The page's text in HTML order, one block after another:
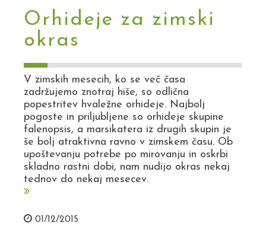
Orhideje za zimski
okras
V zimskih mesecih, ko se več časa
zadržujemo znotraj hiše, so odlična
popestritev hvaležne orhideje. Najbolj
pogoste in priljubljene so orhideje skupine
falenopsis, a marsikatera iz drugih skupin je
še bolj atraktivna ravno v zimskem času. Ob
upoštevanju potrebe po mirovanju in oskrbi
skladno rastni dobi, nam nudijo okras nekaj
tednov do nekaj mesecev.
01/12/2015